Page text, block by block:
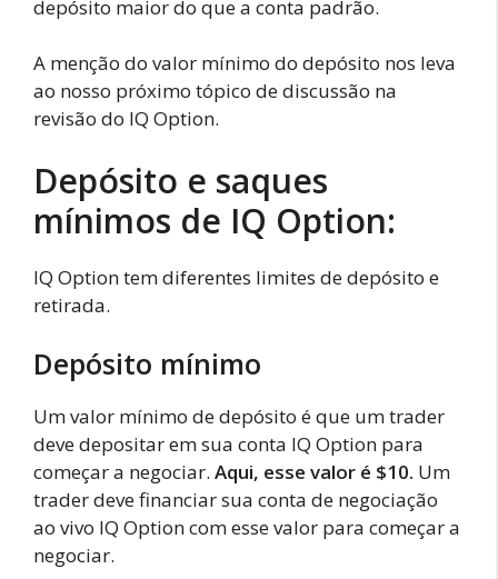
depósito maior do que a conta padrão.
A menção do valor mínimo do depósito nos leva
ao nosso próximo tópico de discussão na
revisão do IQ Option.
Depósito e saques
mínimos de IQ Option:
IQ Option tem diferentes limites de depósito e
retirada.
Depósito mínimo
Um valor mínimo de depósito é que um trader
deve depositar em sua conta IQ Option para
começar a negociar. Aqui, esse valor é $10. Um
trader deve financiar sua conta de negociação
ao vivo IQ Option com esse valor para começar a
negociar.